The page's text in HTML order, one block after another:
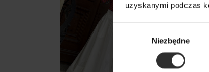
uzyskanymi podczas
Niezbędne